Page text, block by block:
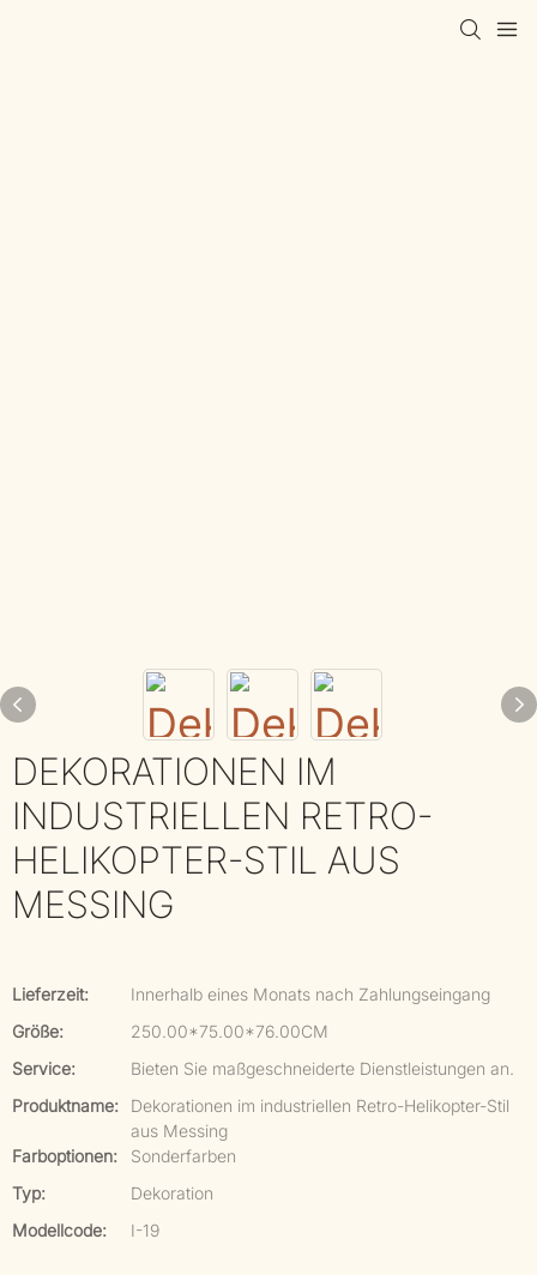
DEKORATIONEN IM
INDUSTRIELLEN RETRO-
HELIKOPTER-STIL AUS
MESSING
Lieferzeit:
Innerhalb eines Monats nach Zahlungseingang
Größe:
250.00*75.00*76.00CM
Service:
Bieten Sie maßgeschneiderte Dienstleistungen an.
Produktname:
Dekorationen im industriellen Retro-Helikopter-Stil
aus Messing
Farboptionen:
Sonderfarben
Typ:
Dekoration
Modellcode:
I-19